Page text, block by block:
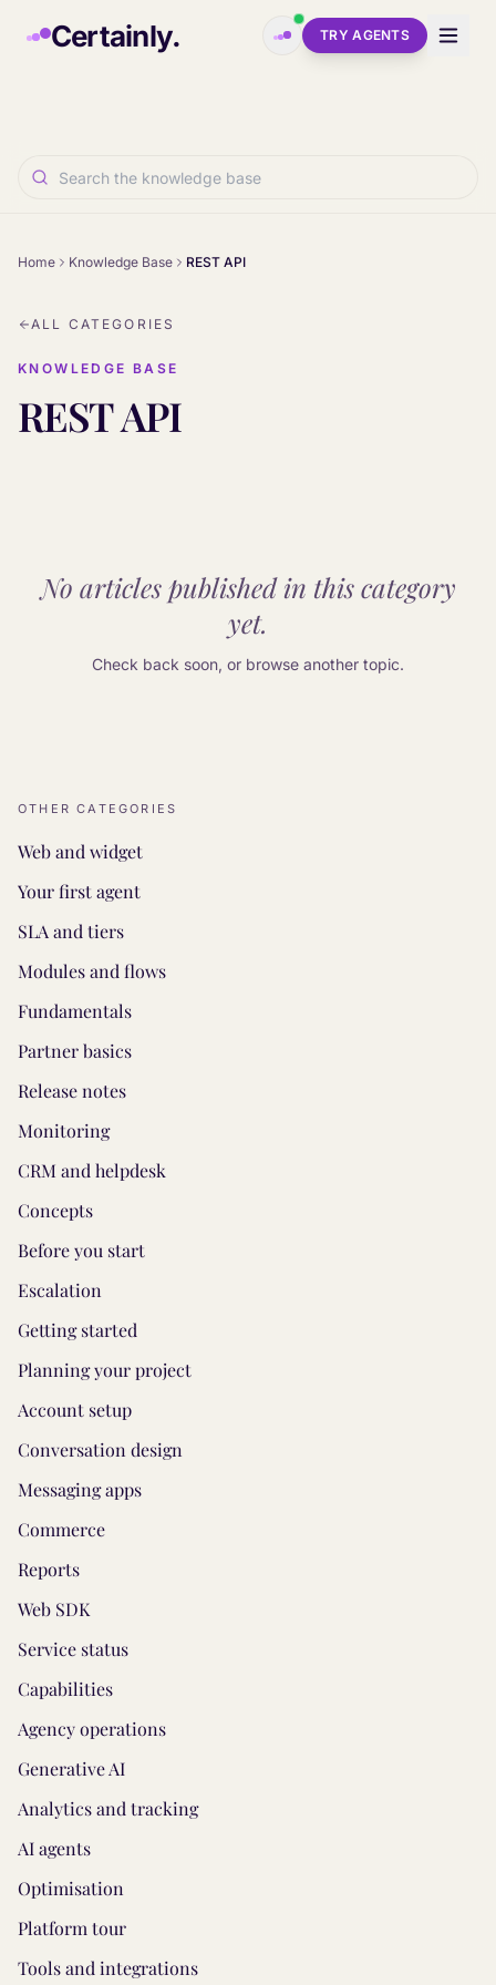
Certainly. TRY AGENTS
Home Knowledge Base REST API
ALL CATEGORIES
KNOWLEDGE BASE
REST API
No articles published in this category
yet.
Check back soon, or browse another topic.
OTHER CATEGORIES
Web and widget
Your first agent
SLA and tiers
Modules and flows
Fundamentals
Partner basics
Release notes
Monitoring
CRM and helpdesk
Concepts
Before you start
Escalation
Getting started
Planning your project
Account setup
Conversation design
Messaging apps
Commerce
Reports
Web SDK
Service status
Capabilities
Agency operations
Generative AI
Analytics and tracking
AI agents
Optimisation
Platform tour
Tools and integrations